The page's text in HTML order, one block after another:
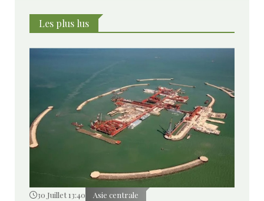
Les plus lus
30 Juillet 13:40 Asie centrale